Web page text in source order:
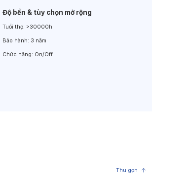
Độ bền & tùy chọn mở rộng
Tuổi thọ: >30000h
Bảo hành: 3 năm
Chức năng: On/Off
Thu gọn